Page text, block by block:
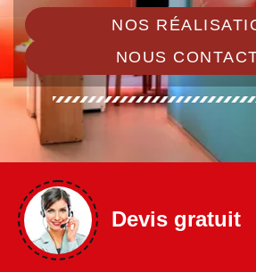
NOS
NOUS
Devis gratuit